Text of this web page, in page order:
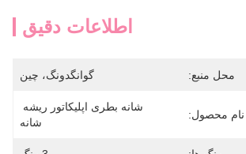
اطلاعات دقیق
محل منبع: گوانگدونگ، چین
نام محصول:
شانه